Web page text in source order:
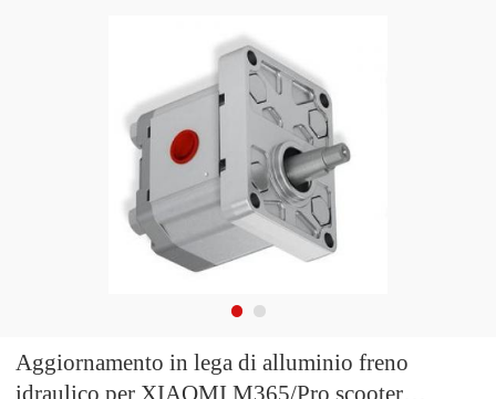
Aggiornamento in lega di alluminio freno